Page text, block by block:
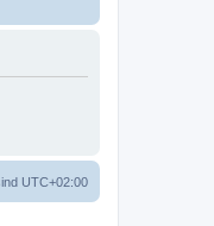
UTC+02:00